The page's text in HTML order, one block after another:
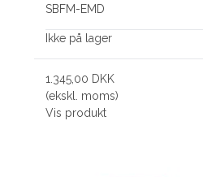
SBFM-EMD
Ikke på lager
1.345,00 DKK
(ekskl. moms)
Vis produkt